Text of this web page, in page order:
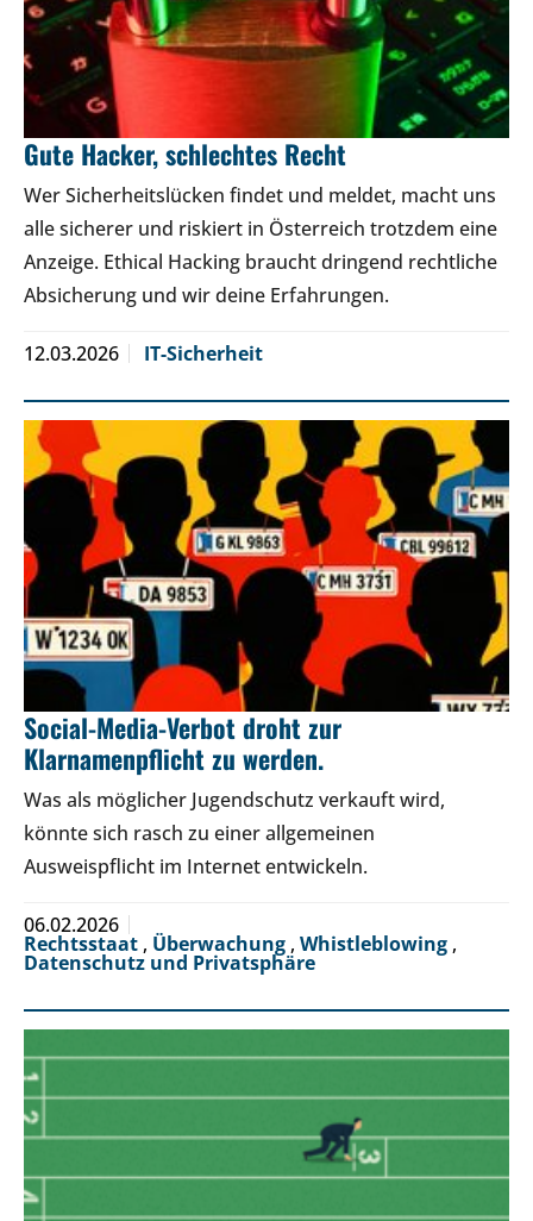
Gute Hacker, schlechtes Recht
Wer Sicherheitslücken findet und meldet, macht uns
alle sicherer und riskiert in Österreich trotzdem eine
Anzeige. Ethical Hacking braucht dringend rechtliche
Absicherung und wir deine Erfahrungen.
12.03.2026 IT-Sicherheit
Social-Media-Verbot droht zur
Klarnamenpflicht zu werden.
Was als möglicher Jugendschutz verkauft wird,
könnte sich rasch zu einer allgemeinen
Ausweispflicht im Internet entwickeln.
06.02.2026
Rechtsstaat , Überwachung , Whistleblowing ,
Datenschutz und Privatsphäre